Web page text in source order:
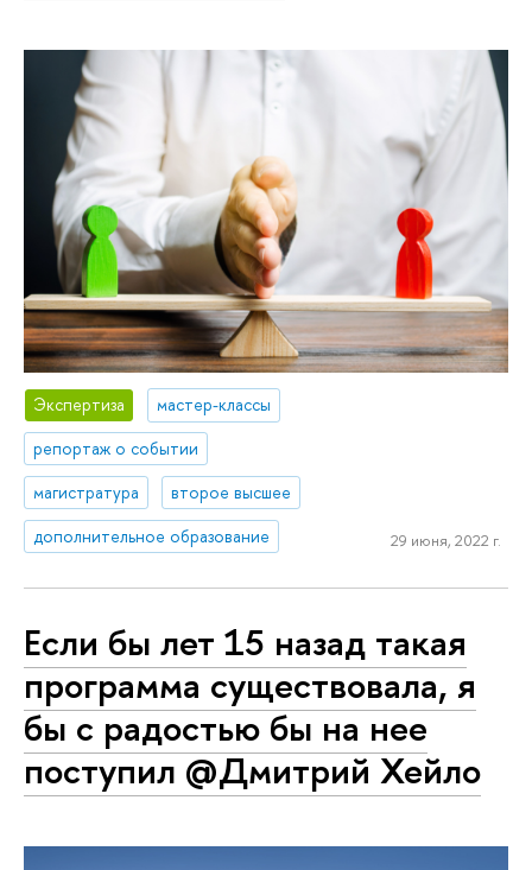
Экспертиза
мастер-классы
репортаж о событии
магистратура
второе высшее
дополнительное образование
29 июня, 2022 г.
Если бы лет 15 назад такая
программа существовала, я
бы с радостью бы на нее
поступил @Дмитрий Хейло